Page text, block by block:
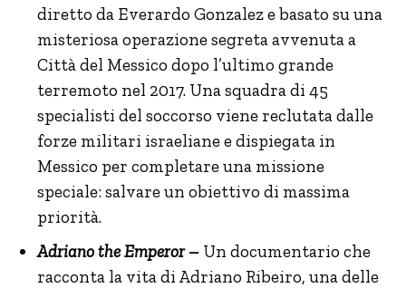
diretto da Everardo Gonzalez e basato su una
misteriosa operazione segreta avvenuta a
Città del Messico dopo l’ultimo grande
terremoto nel 2017. Una squadra di 45
specialisti del soccorso viene reclutata dalle
forze militari israeliane e dispiegata in
Messico per completare una missione
speciale: salvare un obiettivo di massima
priorità.
Adriano the Emperor – Un documentario che
racconta la vita di Adriano Ribeiro, una delle